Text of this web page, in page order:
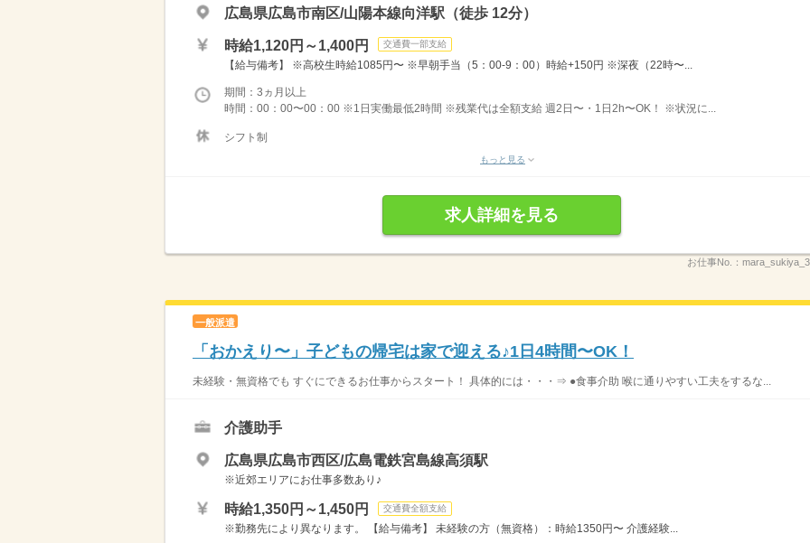
広島県広島市南区/山陽本線向洋駅（徒歩 12分）
時給1,120円～1,400円 交通費一部支給
【給与備考】 ※高校生時給1085円〜 ※早朝手当（5：00-9：00）時給+150円 ※深夜（22時〜...
期間：3ヵ月以上
時間：00：00〜00：00 ※1日実働最低2時間 ※残業代は全額支給 週2日〜・1日2h〜OK！ ※状況に...
シフト制
もっと見る
求人詳細を見る
お仕事No.：
一般派遣
「おかえり〜」子どもの帰宅は家で迎える♪1日4時間〜OK！
未経験・無資格でも すぐにできるお仕事からスタート！ 具体的には・・・⇒ ●食事介助 喉に通りやすい工夫をするな...
介護助手
広島県広島市西区/広島電鉄宮島線高須駅
※近郊エリアにお仕事多数あり♪
時給1,350円～1,450円 交通費全額支給
※勤務先により異なります。 【給与備考】 未経験の方（無資格）：時給1350円〜 介護経験...